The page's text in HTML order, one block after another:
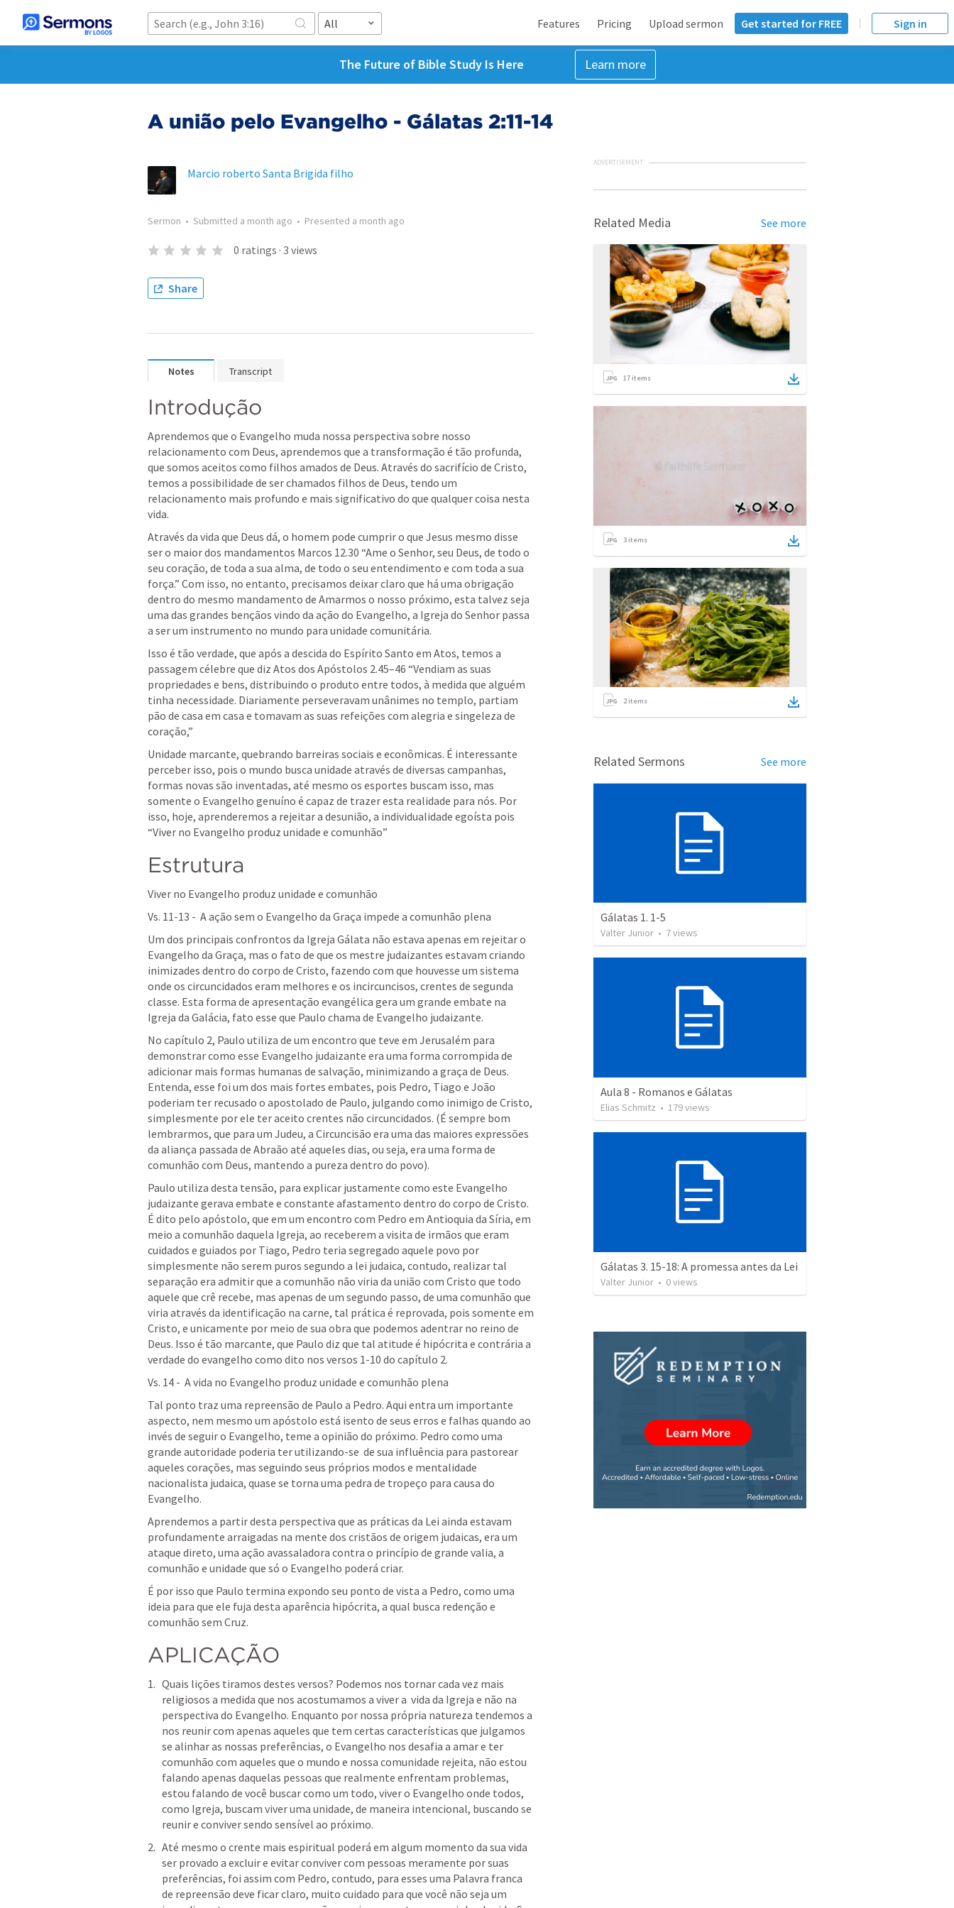
All Features Pricing Upload sermon Get started for FREE Sign in
The Future of Bible Study Is Here Learn more
A união pelo Evangelho - Gálatas 2:11-14
Marcio roberto Santa Brigida filho
Sermon • Submitted a month ago • Presented a month ago
0 ratings · 3 views
Share
Notes Transcript
Introdução
Aprendemos que o Evangelho muda nossa perspectiva sobre nosso
relacionamento com Deus, aprendemos que a transformação é tão profunda,
que somos aceitos como filhos amados de Deus. Através do sacrifício de Cristo,
temos a possibilidade de ser chamados filhos de Deus, tendo um
relacionamento mais profundo e mais significativo do que qualquer coisa nesta
vida.
Através da vida que Deus dá, o homem pode cumprir o que Jesus mesmo disse
ser o maior dos mandamentos Marcos 12.30 “Ame o Senhor, seu Deus, de todo o
seu coração, de toda a sua alma, de todo o seu entendimento e com toda a sua
força.” Com isso, no entanto, precisamos deixar claro que há uma obrigação
dentro do mesmo mandamento de Amarmos o nosso próximo, esta talvez seja
uma das grandes bençãos vindo da ação do Evangelho, a Igreja do Senhor passa
a ser um instrumento no mundo para unidade comunitária.
Isso é tão verdade, que após a descida do Espírito Santo em Atos, temos a
passagem célebre que diz Atos dos Apóstolos 2.45–46 “Vendiam as suas
propriedades e bens, distribuindo o produto entre todos, à medida que alguém
tinha necessidade. Diariamente perseveravam unânimes no templo, partiam
pão de casa em casa e tomavam as suas refeições com alegria e singeleza de
coração,”
Unidade marcante, quebrando barreiras sociais e econômicas. É interessante
perceber isso, pois o mundo busca unidade através de diversas campanhas,
formas novas são inventadas, até mesmo os esportes buscam isso, mas
somente o Evangelho genuíno é capaz de trazer esta realidade para nós. Por
isso, hoje, aprenderemos a rejeitar a desunião, a individualidade egoísta pois
“Viver no Evangelho produz unidade e comunhão”
Estrutura
Viver no Evangelho produz unidade e comunhão
Vs. 11-13 -  A ação sem o Evangelho da Graça impede a comunhão plena
Um dos principais confrontos da Igreja Gálata não estava apenas em rejeitar o
Evangelho da Graça, mas o fato de que os mestre judaizantes estavam criando
inimizades dentro do corpo de Cristo, fazendo com que houvesse um sistema
onde os circuncidados eram melhores e os incircuncisos, crentes de segunda
classe. Esta forma de apresentação evangélica gera um grande embate na
Igreja da Galácia, fato esse que Paulo chama de Evangelho judaizante.
No capítulo 2, Paulo utiliza de um encontro que teve em Jerusalém para
demonstrar como esse Evangelho judaizante era uma forma corrompida de
adicionar mais formas humanas de salvação, minimizando a graça de Deus.
Entenda, esse foi um dos mais fortes embates, pois Pedro, Tiago e João
poderiam ter recusado o apostolado de Paulo, julgando como inimigo de Cristo,
simplesmente por ele ter aceito crentes não circuncidados. (É sempre bom
lembrarmos, que para um Judeu, a Circuncisão era uma das maiores expressões
da aliança passada de Abraão até aqueles dias, ou seja, era uma forma de
comunhão com Deus, mantendo a pureza dentro do povo).
Paulo utiliza desta tensão, para explicar justamente como este Evangelho
judaizante gerava embate e constante afastamento dentro do corpo de Cristo.
É dito pelo apóstolo, que em um encontro com Pedro em Antioquia da Síria, em
meio a comunhão daquela Igreja, ao receberem a visita de irmãos que eram
cuidados e guiados por Tiago, Pedro teria segregado aquele povo por
simplesmente não serem puros segundo a lei judaica, contudo, realizar tal
separação era admitir que a comunhão não viria da união com Cristo que todo
aquele que crê recebe, mas apenas de um segundo passo, de uma comunhão que
viria através da identificação na carne, tal prática é reprovada, pois somente em
Cristo, e unicamente por meio de sua obra que podemos adentrar no reino de
Deus. Isso é tão marcante, que Paulo diz que tal atitude é hipócrita e contrária a
verdade do evangelho como dito nos versos 1-10 do capítulo 2.
Vs. 14 -  A vida no Evangelho produz unidade e comunhão plena
Tal ponto traz uma repreensão de Paulo a Pedro. Aqui entra um importante
aspecto, nem mesmo um apóstolo está isento de seus erros e falhas quando ao
invés de seguir o Evangelho, teme a opinião do próximo. Pedro como uma
grande autoridade poderia ter utilizando-se  de sua influência para pastorear
aqueles corações, mas seguindo seus próprios modos e mentalidade
nacionalista judaica, quase se torna uma pedra de tropeço para causa do
Evangelho.
Aprendemos a partir desta perspectiva que as práticas da Lei ainda estavam
profundamente arraigadas na mente dos cristãos de origem judaicas, era um
ataque direto, uma ação avassaladora contra o princípio de grande valia, a
comunhão e unidade que só o Evangelho poderá criar.
É por isso que Paulo termina expondo seu ponto de vista a Pedro, como uma
ideia para que ele fuja desta aparência hipócrita, a qual busca redenção e
comunhão sem Cruz.
APLICAÇÃO
Quais lições tiramos destes versos? Podemos nos tornar cada vez mais
religiosos a medida que nos acostumamos a viver a  vida da Igreja e não na
perspectiva do Evangelho. Enquanto por nossa própria natureza tendemos a
nos reunir com apenas aqueles que tem certas características que julgamos
se alinhar as nossas preferências, o Evangelho nos desafia a amar e ter
comunhão com aqueles que o mundo e nossa comunidade rejeita, não estou
falando apenas daquelas pessoas que realmente enfrentam problemas,
estou falando de você buscar como um todo, viver o Evangelho onde todos,
como Igreja, buscam viver uma unidade, de maneira intencional, buscando se
reunir e conviver sendo sensível ao próximo.
Até mesmo o crente mais espiritual poderá em algum momento da sua vida
ser provado a excluir e evitar conviver com pessoas meramente por suas
preferências, foi assim com Pedro, contudo, para esses uma Palavra franca
de repreensão deve ficar claro, muito cuidado para que você não seja um
ADVERTISEMENT
Related Media See more
17 items
3 items
2items
Related Sermons See more
Gálatas 1. 1-5
Valter Junior • 7views
Aula 8 - Romanos e Gálatas
Elias Schmitz • 179views
Gálatas 3. 15-18: A promessa antes da Lei
Valter Junior • 0views